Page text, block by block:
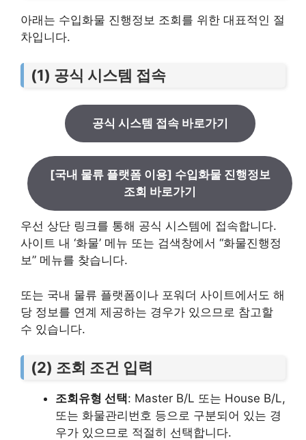
아래는 수입화물 진행정보 조회를 위한 대표적인 절
차입니다.
(1) 공식 시스템 접속
공식 시스템 접속 바로가기
[국내 물류 플랫폼 이용] 수입화물 진행정보
조회 바로가기
우선 상단 링크를 통해 공식 시스템에 접속합니다.
사이트 내 ‘화물’ 메뉴 또는 검색창에서 “화물진행정
보” 메뉴를 찾습니다.
또는 국내 물류 플랫폼이나 포워더 사이트에서도 해
당 정보를 연계 제공하는 경우가 있으므로 참고할
수 있습니다.
(2) 조회 조건 입력
조회유형 선택: Master B/L 또는 House B/L,
또는 화물관리번호 등으로 구분되어 있는 경
우가 있으므로 적절히 선택합니다.